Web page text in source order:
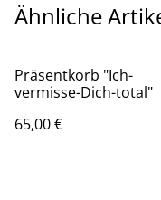
Ähnliche
Präsentkorb "Ich-
vermisse-Dich-total"
65,00 €